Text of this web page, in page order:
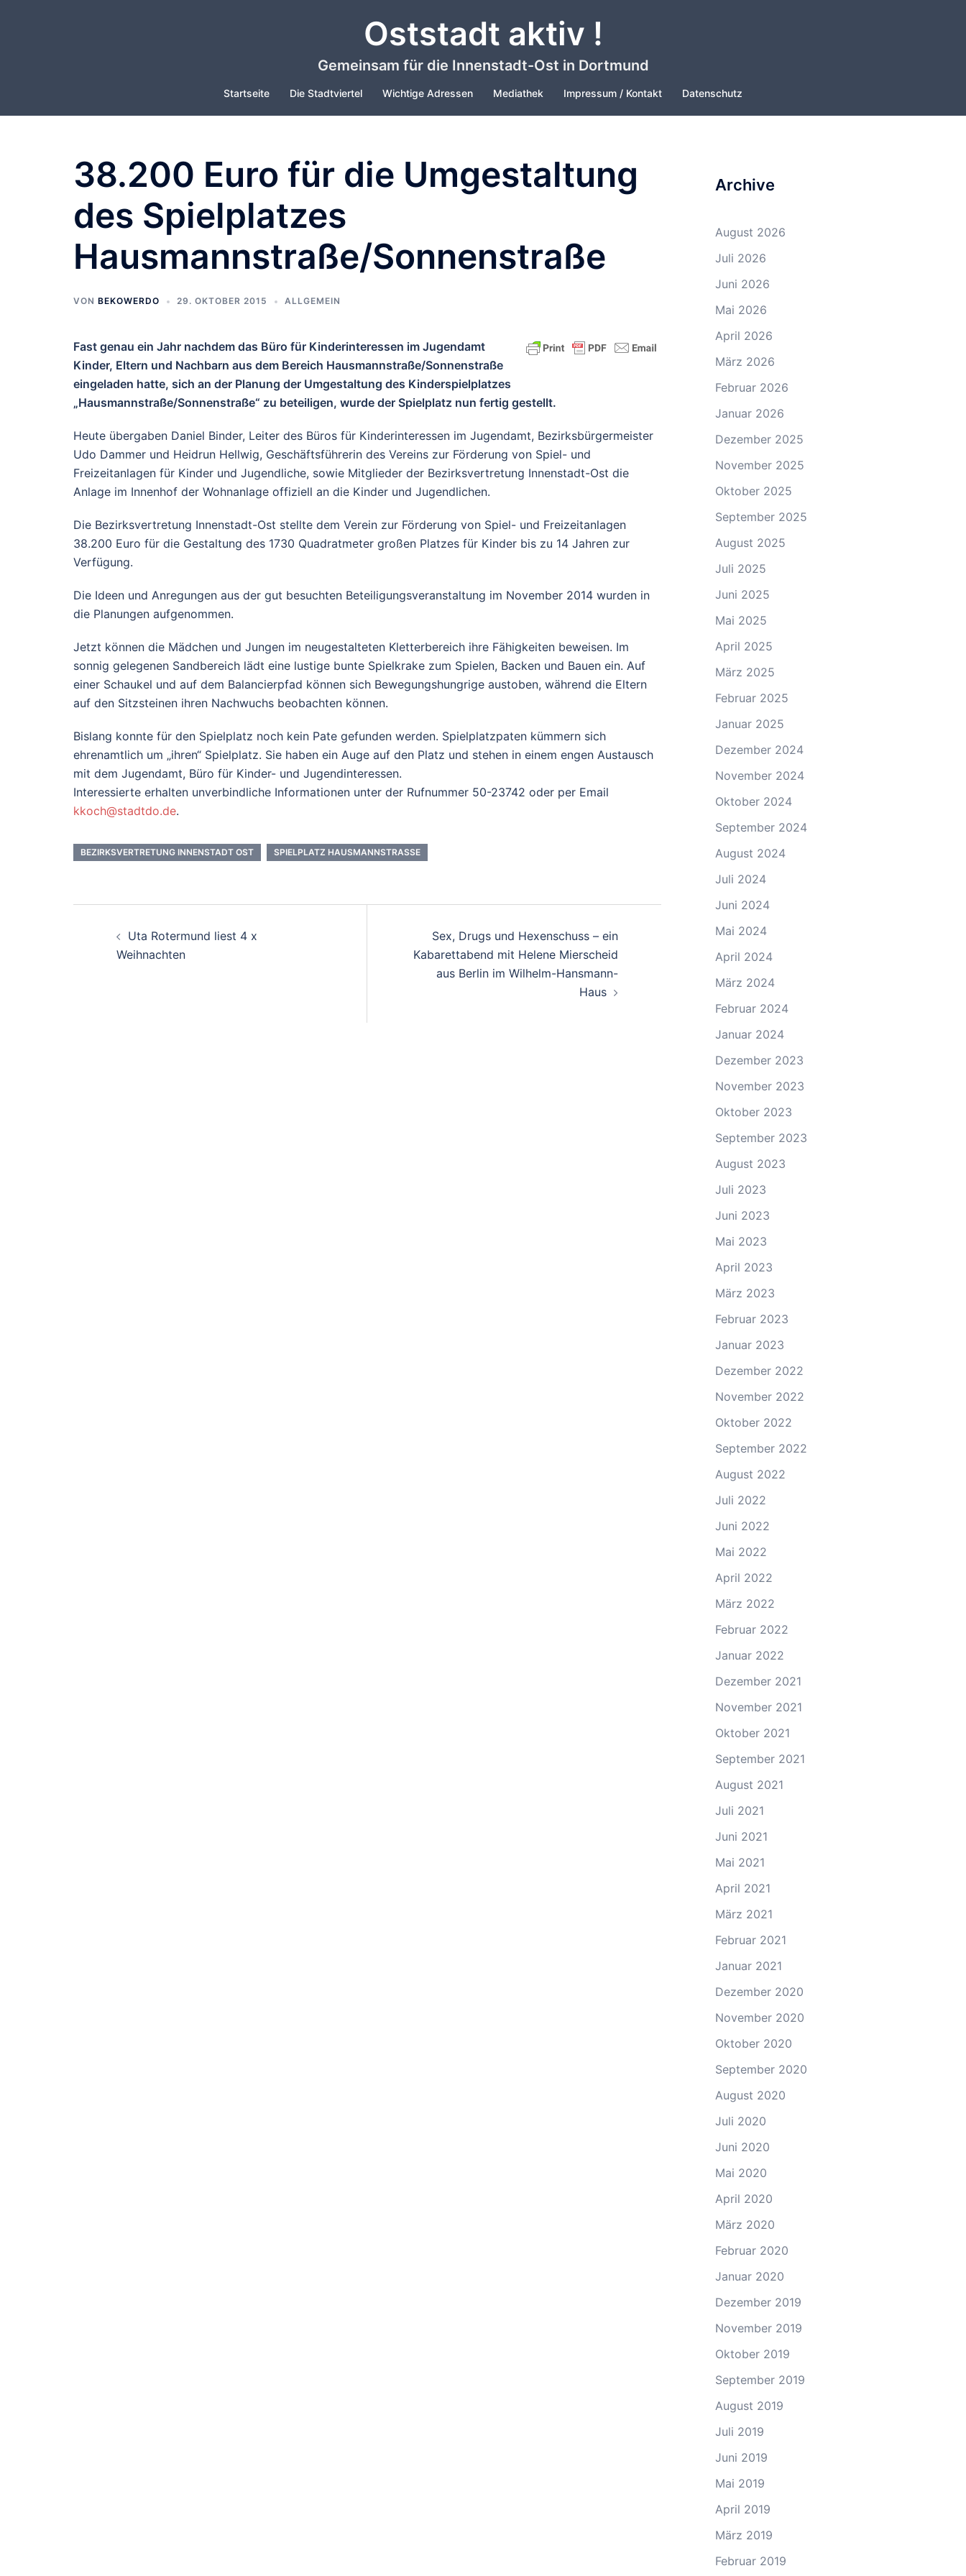
Oststadt aktiv !
Gemeinsam für die Innenstadt-Ost in Dortmund
Startseite Die Stadtviertel Wichtige Adressen Mediathek Impressum / Kontakt Datenschutz
38.200 Euro für die Umgestaltung
des Spielplatzes
Hausmannstraße/Sonnenstraße
VON BEKOWERDO 29. OKTOBER 2015 ALLGEMEIN
Fast genau ein Jahr nachdem das Büro für Kinderinteressen im Jugendamt
Kinder, Eltern und Nachbarn aus dem Bereich Hausmannstraße/Sonnenstraße
eingeladen hatte, sich an der Planung der Umgestaltung des Kinderspielplatzes
„Hausmannstraße/Sonnenstraße“ zu beteiligen, wurde der Spielplatz nun fertig gestellt.
Heute übergaben Daniel Binder, Leiter des Büros für Kinderinteressen im Jugendamt, Bezirksbürgermeister
Udo Dammer und Heidrun Hellwig, Geschäftsführerin des Vereins zur Förderung von Spiel- und
Freizeitanlagen für Kinder und Jugendliche, sowie Mitglieder der Bezirksvertretung Innenstadt-Ost die
Anlage im Innenhof der Wohnanlage offiziell an die Kinder und Jugendlichen.
Die Bezirksvertretung Innenstadt-Ost stellte dem Verein zur Förderung von Spiel- und Freizeitanlagen
38.200 Euro für die Gestaltung des 1730 Quadratmeter großen Platzes für Kinder bis zu 14 Jahren zur
Verfügung.
Die Ideen und Anregungen aus der gut besuchten Beteiligungsveranstaltung im November 2014 wurden in
die Planungen aufgenommen.
Jetzt können die Mädchen und Jungen im neugestalteten Kletterbereich ihre Fähigkeiten beweisen. Im
sonnig gelegenen Sandbereich lädt eine lustige bunte Spielkrake zum Spielen, Backen und Bauen ein. Auf
einer Schaukel und auf dem Balancierpfad können sich Bewegungshungrige austoben, während die Eltern
auf den Sitzsteinen ihren Nachwuchs beobachten können.
Bislang konnte für den Spielplatz noch kein Pate gefunden werden. Spielplatzpaten kümmern sich
ehrenamtlich um „ihren“ Spielplatz. Sie haben ein Auge auf den Platz und stehen in einem engen Austausch
mit dem Jugendamt, Büro für Kinder- und Jugendinteressen.
Interessierte erhalten unverbindliche Informationen unter der Rufnummer 50-23742 oder per Email
kkoch@stadtdo.de.
BEZIRKSVERTRETUNG INNENSTADT OST SPIELPLATZ HAUSMANNSTRASSE
Beitrags-
Navigation
Uta Rotermund liest 4 x
Weihnachten
Sex, Drugs und Hexenschuss – ein
Kabarettabend mit Helene Mierscheid
aus Berlin im Wilhelm-Hansmann-
Haus
Archive
August 2026
Juli 2026
Juni 2026
Mai 2026
April 2026
März 2026
Februar 2026
Januar 2026
Dezember 2025
November 2025
Oktober 2025
September 2025
August 2025
Juli 2025
Juni 2025
Mai 2025
April 2025
März 2025
Februar 2025
Januar 2025
Dezember 2024
November 2024
Oktober 2024
September 2024
August 2024
Juli 2024
Juni 2024
Mai 2024
April 2024
März 2024
Februar 2024
Januar 2024
Dezember 2023
November 2023
Oktober 2023
September 2023
August 2023
Juli 2023
Juni 2023
Mai 2023
April 2023
März 2023
Februar 2023
Januar 2023
Dezember 2022
November 2022
Oktober 2022
September 2022
August 2022
Juli 2022
Juni 2022
Mai 2022
April 2022
März 2022
Februar 2022
Januar 2022
Dezember 2021
November 2021
Oktober 2021
September 2021
August 2021
Juli 2021
Juni 2021
Mai 2021
April 2021
März 2021
Februar 2021
Januar 2021
Dezember 2020
November 2020
Oktober 2020
September 2020
August 2020
Juli 2020
Juni 2020
Mai 2020
April 2020
März 2020
Februar 2020
Januar 2020
Dezember 2019
November 2019
Oktober 2019
September 2019
August 2019
Juli 2019
Juni 2019
Mai 2019
April 2019
März 2019
Februar 2019